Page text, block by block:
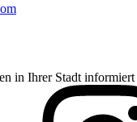
in Ihrer Stadt